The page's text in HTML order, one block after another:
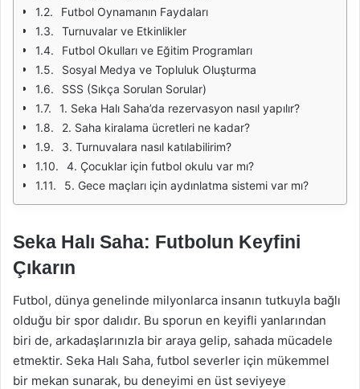
Futbol Oynamanın Faydaları
Turnuvalar ve Etkinlikler
Futbol Okulları ve Eğitim Programları
Sosyal Medya ve Topluluk Oluşturma
SSS (Sıkça Sorulan Sorular)
1. Seka Halı Saha’da rezervasyon nasıl yapılır?
2. Saha kiralama ücretleri ne kadar?
3. Turnuvalara nasıl katılabilirim?
4. Çocuklar için futbol okulu var mı?
5. Gece maçları için aydınlatma sistemi var mı?
Seka Halı Saha: Futbolun Keyfini
Çıkarın
Futbol, dünya genelinde milyonlarca insanın tutkuyla bağlı
olduğu bir spor dalıdır. Bu sporun en keyifli yanlarından
biri de, arkadaşlarınızla bir araya gelip, sahada mücadele
etmektir. Seka Halı Saha, futbol severler için mükemmel
bir mekan sunarak, bu deneyimi en üst seviyeye